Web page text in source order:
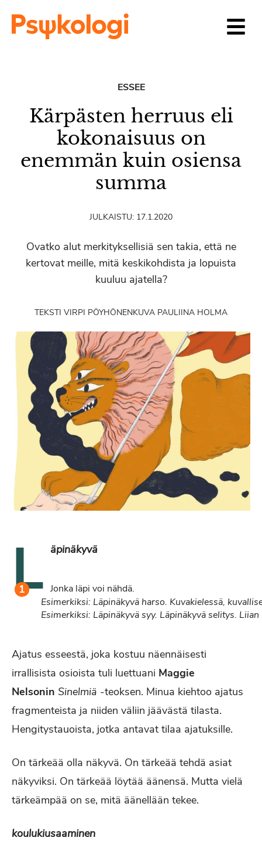
ESSEE
Kärpästen herruus eli
kokonaisuus on
enemmän kuin osiensa
summa
JULKAISTU: 17.1.2020
Ovatko alut merkityksellisiä sen takia, että ne
kertovat meille, mitä keskikohdista ja lopuista
kuuluu ajatella?
TEKSTI VIRPI PÖYHÖNENKUVA PAULIINA HOLMA
l äpinäkyvä
Jonka läpi voi nähdä.
Esimerkiksi: Läpinäkyvä harso. Kuvakielessä,
Esimerkiksi: Läpinäkyväsyy. Läpinäkyväselitys. Liian
Ajatus esseestä, joka kostuu näennäisesti
irrallisista osioista tuli luettuani Maggie
Nelsonin Sinelmiä -teoksen. Minua kiehtoo ajatus
fragmenteista ja niiden väliin jäävästä tilasta.
Hengitystauoista, jotka antavat tilaa ajatuksille.
On tärkeää olla näkyvä. On tärkeää tehdä asiat
näkyviksi. On tärkeää löytää äänensä. Mutta vielä
tärkeämpää on se, mitä äänellään tekee.
koulukiusaaminen